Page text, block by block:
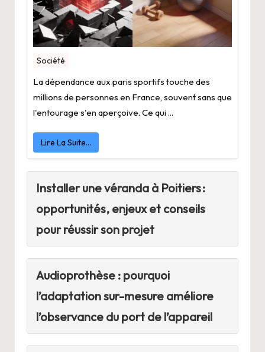
Société
La dépendance aux paris sportifs touche des
millions de personnes en France, souvent sans que
l'entourage s'en aperçoive. Ce qui ...
Lire La Suite…
Installer une véranda à Poitiers :
opportunités, enjeux et conseils
pour réussir son projet
Audioprothèse : pourquoi
l’adaptation sur-mesure améliore
l’observance du port de l’appareil